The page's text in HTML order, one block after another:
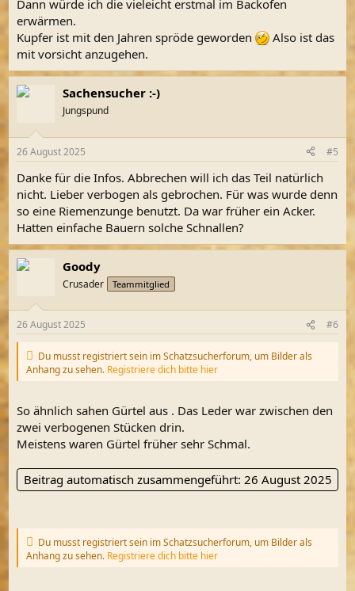
Dann würde ich die vieleicht erstmal im Backofen
erwärmen.
Kupfer ist mit den Jahren spröde geworden
Also ist das
mit vorsicht anzugehen.
Sachensucher :-)
Jungspund
26 August 2025 #5
Danke für die Infos. Abbrechen will ich das Teil natürlich
nicht. Lieber verbogen als gebrochen. Für was wurde denn
so eine Riemenzunge benutzt. Da war früher ein Acker.
Hatten einfache Bauern solche Schnallen?
Goody
Crusader Teammitglied
26 August 2025 #6
Du musst registriert sein im Schatzsucherforum, um Bilder als
Anhang zu sehen. Registriere dich bitte hier
So ähnlich sahen Gürtel aus . Das Leder war zwischen den
zwei verbogenen Stücken drin.
Meistens waren Gürtel früher sehr Schmal.
Beitrag automatisch zusammengeführt: 26 August 2025
Du musst registriert sein im Schatzsucherforum, um Bilder als
Anhang zu sehen. Registriere dich bitte hier